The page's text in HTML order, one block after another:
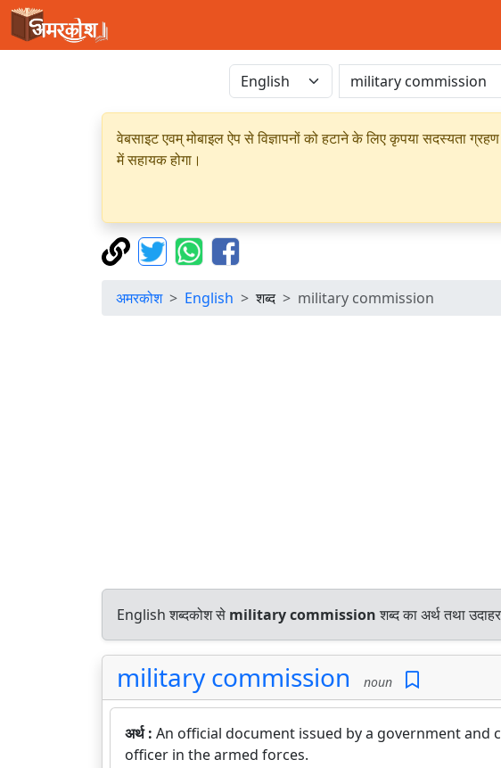
वेबसाइट एवम् मोबाइल ऐप से विज्ञापनों को हटाने के लिए कृपया सदस्यता
में सहायक होगा।
अमरकोश English शब्द military commission
English शब्दकोश से military commissionशब्द का अर्थ तथा
military commission noun
अर्थ : An official document issued by a government
officer in the armed forces.